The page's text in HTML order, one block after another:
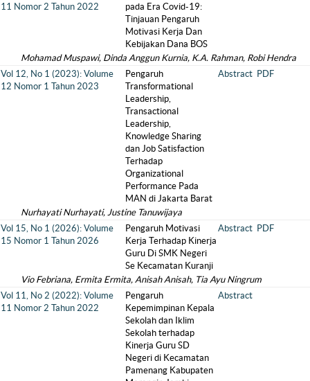
11 Nomor 2 Tahun 2022
pada Era Covid-19:
Tinjauan Pengaruh
Motivasi Kerja Dan
Kebijakan Dana BOS
Mohamad Muspawi, Dinda Anggun Kurnia, K.A. Rahman, Robi Hendra
Vol 12, No 1 (2023): Volume
12 Nomor 1 Tahun 2023
Pengaruh
Transformational
Leadership,
Transactional
Leadership,
Knowledge Sharing
dan Job Satisfaction
Terhadap
Organizational
Performance Pada
MAN di Jakarta Barat
Abstract PDF
Nurhayati Nurhayati, Justine Tanuwijaya
Vol 15, No 1 (2026): Volume
15 Nomor 1 Tahun 2026
Pengaruh Motivasi
Kerja Terhadap Kinerja
Guru Di SMK Negeri
Se Kecamatan Kuranji
Abstract PDF
Vio Febriana, Ermita Ermita, Anisah Anisah, Tia Ayu Ningrum
Vol 11, No 2 (2022): Volume
11 Nomor 2 Tahun 2022
Pengaruh
Kepemimpinan Kepala
Sekolah dan Iklim
Sekolah terhadap
Kinerja Guru SD
Negeri di Kecamatan
Pamenang Kabupaten
Abstract